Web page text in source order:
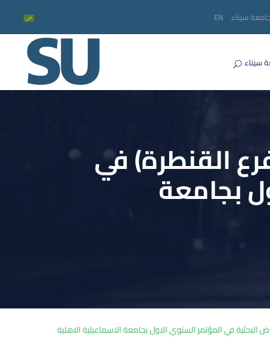
سيناء EN
سيناء
القنطرة) في
بجامعة
في المؤتمر السنوي الاول بجامعة الاسماعيلية الاهلية